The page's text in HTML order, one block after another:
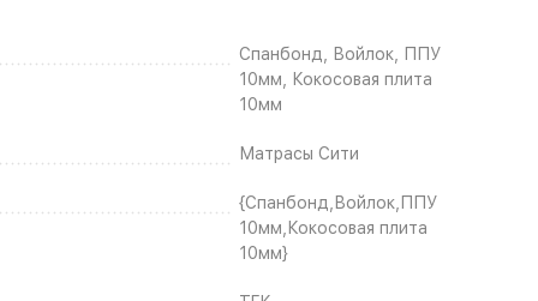
Спанбонд, Войлок, ППУ
10мм, Кокосовая плита
10мм
Матрасы Сити
{Спанбонд,Войлок,ППУ
10мм,Кокосовая плита
10мм}